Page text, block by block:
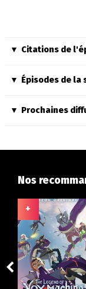
Citations de
Épisodes de la
Prochaines
Nos
+